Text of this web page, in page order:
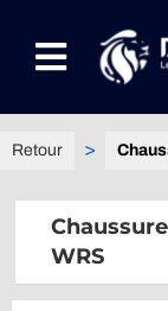
contenuToggle
NOTRE
CONTACTEZ-
WRS